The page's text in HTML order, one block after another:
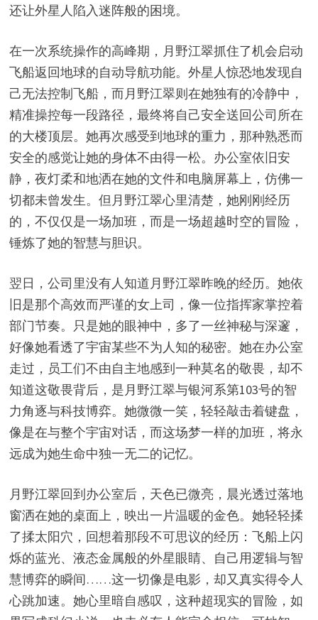
还让外星人陷入迷阵般的困境。
在一次系统操作的高峰期，月野江翠抓住了机会启动
飞船返回地球的自动导航功能。外星人惊恐地发现自
己无法控制飞船，而月野江翠则在她独有的冷静中，
精准操控每一段路径，最终将自己安全送回公司所在
的大楼顶层。她再次感受到地球的重力，那种熟悉而
安全的感觉让她的身体不由得一松。办公室依旧安
静，夜灯柔和地洒在她的文件和电脑屏幕上，仿佛一
切都未曾发生。但月野江翠心里清楚，她刚刚经历
的，不仅仅是一场加班，而是一场超越时空的冒险，
锤炼了她的智慧与胆识。
翌日，公司里没有人知道月野江翠昨晚的经历。她依
旧是那个高效而严谨的女上司，像一位指挥家掌控着
部门节奏。只是她的眼神中，多了一丝神秘与深邃，
好像她看透了宇宙某些不为人知的秘密。她在办公室
走过，员工们不由自主地感到一种莫名的敬畏，却不
知道这敬畏背后，是月野江翠与银河系第103号的智
力角逐与科技博弈。她微微一笑，轻轻敲击着键盘，
像是在与整个宇宙对话，而这场梦一样的加班，将永
远成为她生命中独一无二的记忆。
月野江翠回到办公室后，天色已微亮，晨光透过落地
窗洒在她的桌面上，映出一片温暖的金色。她轻轻揉
了揉太阳穴，回想着那段不可思议的经历：飞船上闪
烁的蓝光、液态金属般的外星眼睛、自己用逻辑与智
慧博弈的瞬间……这一切像是电影，却又真实得令人
心跳加速。她心里暗自感叹，这种超现实的冒险，如